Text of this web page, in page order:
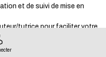
et de suivi de mise en
tutrice pour faciliter votre